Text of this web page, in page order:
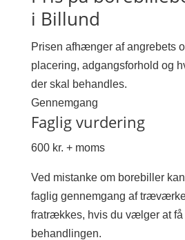
i Billund
Prisen afhænger af angrebets
placering, adgangsforhold og
der skal behandles.
Gennemgang
Faglig vurdering
600 kr. + moms
Ved mistanke om borebiller
faglig gennemgang af
fratrækkes, hvis du vælger at få
behandlingen.